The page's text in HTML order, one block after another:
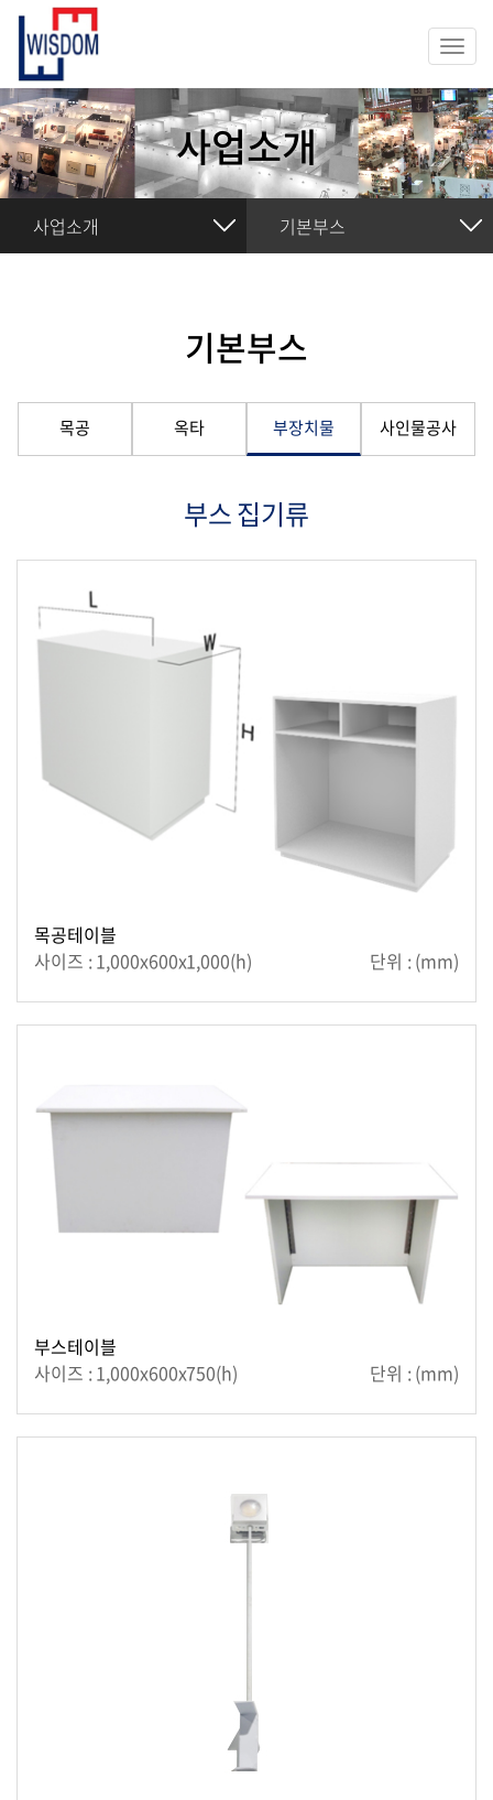
사업소개
사업소개 기본부스
기본부스
목공 옥타 부장치물 사인물공사
부스 집기류
목공테이블
사이즈 : 1,000x600x1,000(h)
단위 : (mm)
부스테이블
사이즈 : 1,000x600x750(h)
단위 : (mm)